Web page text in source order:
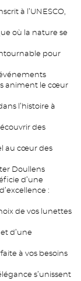
à l’UNESCO,
où la nature se
pour
animent le cœur
l’histoire à
des
au cœur des
Doullens
d’une
:
de vos lunettes
d’une
à vos besoins
s’unissent